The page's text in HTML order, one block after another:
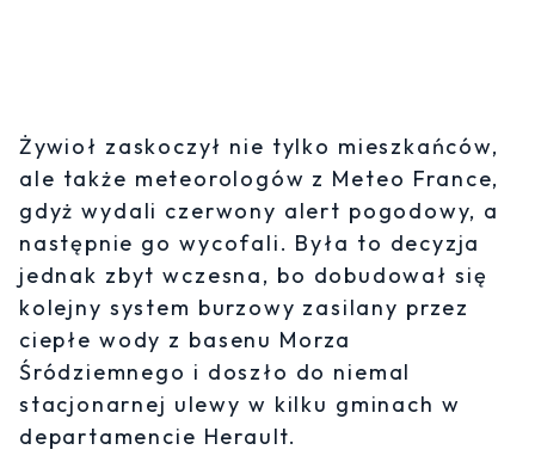
Żywioł zaskoczył nie tylko mieszkańców,
ale także meteorologów z Meteo France,
gdyż wydali czerwony alert pogodowy, a
następnie go wycofali. Była to decyzja
jednak zbyt wczesna, bo dobudował się
kolejny system burzowy zasilany przez
ciepłe wody z basenu Morza
Śródziemnego i doszło do niemal
stacjonarnej ulewy w kilku gminach w
departamencie Herault.